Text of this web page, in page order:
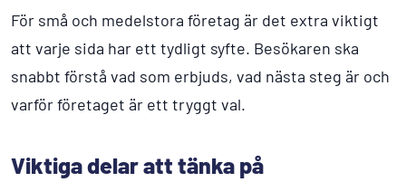
För små och medelstora företag är det extra viktigt
att varje sida har ett tydligt syfte. Besökaren ska
snabbt förstå vad som erbjuds, vad nästa steg är och
varför företaget är ett tryggt val.
Viktiga delar att tänka på